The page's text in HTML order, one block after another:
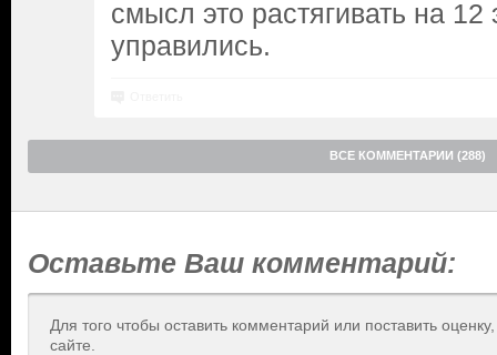
смысл это растягивать на
управились.
ВСЕ КОММЕНТАРИИ (288)
Оставьте Ваш комментарий:
Для того чтобы оставить комментарий или поставить
сайте.